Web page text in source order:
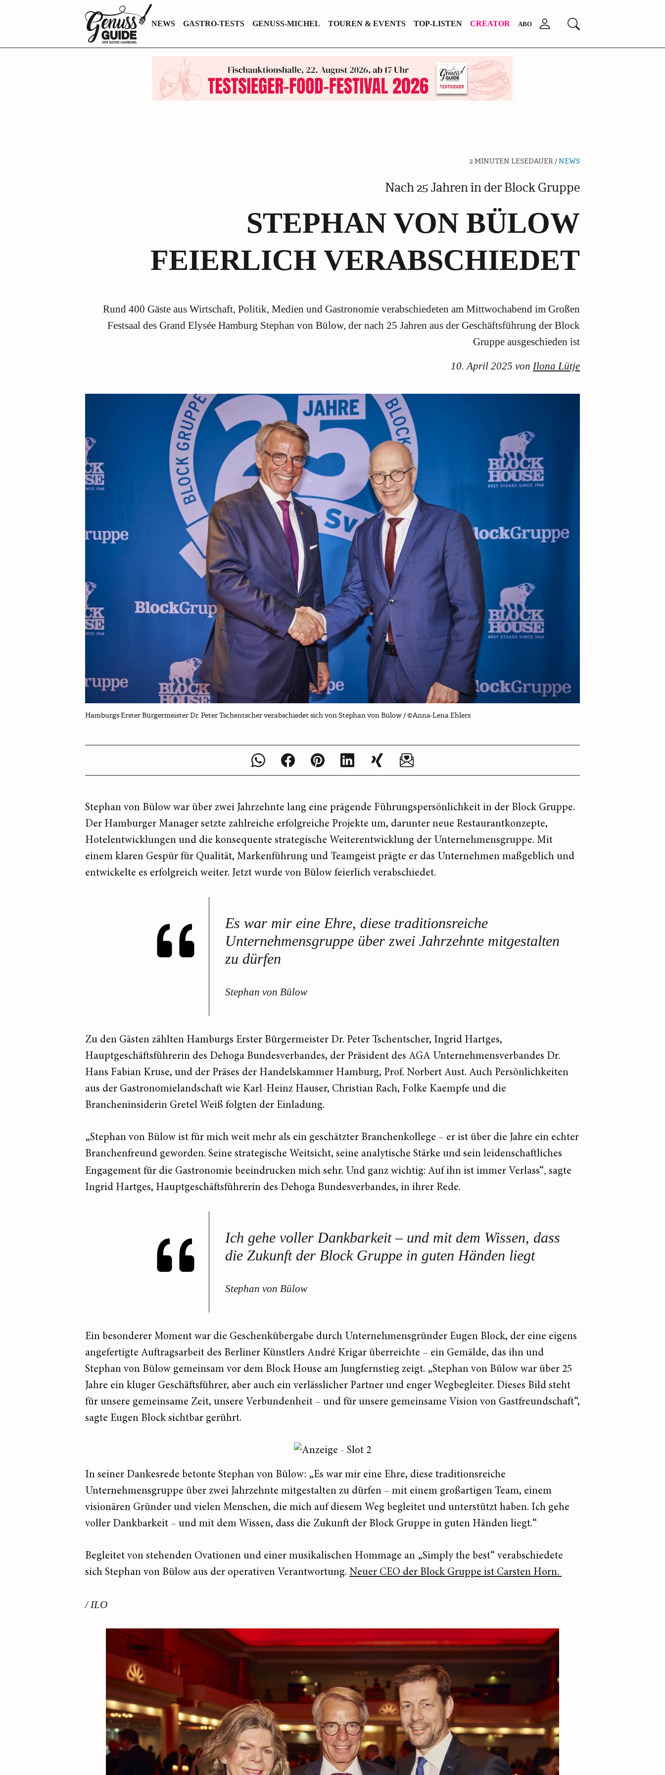
Zurück
zur
Startseite
NEWS GASTRO-TESTS GENUSS-MICHEL TOUREN & EVENTS TOP-LISTEN CREATOR ABO AnmeldenSuchen
2 MINUTEN LESEDAUER /NEWS
Nach 25 Jahren in der Block Gruppe
STEPHAN VON BÜLOW
FEIERLICH VERABSCHIEDET
Rund 400 Gäste aus Wirtschaft, Politik, Medien und Gastronomie verabschiedeten am Mittwochabend im Großen
Festsaal des Grand Elysée Hamburg Stephan von Bülow, der nach 25 Jahren aus der Geschäftsführung der Block
Gruppe ausgeschieden ist
10. April 2025 von Ilona Lütje
Hamburgs Erster Bürgermeister Dr. Peter Tschentscher verabschiedet sich von Stephan von Bülow / ©Anna-Lena Ehlers
Stephan von Bülow war über zwei Jahrzehnte lang eine prägende Führungspersönlichkeit in der Block Gruppe.
Der Hamburger Manager setzte zahlreiche erfolgreiche Projekte um, darunter neue Restaurantkonzepte,
Hotelentwicklungen und die konsequente strategische Weiterentwicklung der Unternehmensgruppe. Mit
einem klaren Gespür für Qualität, Markenführung und Teamgeist prägte er das Unternehmen maßgeblich und
entwickelte es erfolgreich weiter. Jetzt wurde von Bülow feierlich verabschiedet.
Es war mir eine Ehre, diese traditionsreiche
Unternehmensgruppe über zwei Jahrzehnte mitgestalten
zu dürfen
Stephan von Bülow
Zu den Gästen zählten Hamburgs Erster Bürgermeister Dr. Peter Tschentscher, Ingrid Hartges,
Hauptgeschäftsführerin des Dehoga Bundesverbandes, der Präsident des AGA Unternehmensverbandes Dr.
Hans Fabian Kruse, und der Präses der Handelskammer Hamburg, Prof. Norbert Aust. Auch Persönlichkeiten
aus der Gastronomielandschaft wie Karl-Heinz Hauser, Christian Rach, Folke Kaempfe und die
Brancheninsiderin Gretel Weiß folgten der Einladung.
„Stephan von Bülow ist für mich weit mehr als ein geschätzter Branchenkollege – er ist über die Jahre ein echter
Branchenfreund geworden. Seine strategische Weitsicht, seine analytische Stärke und sein leidenschaftliches
Engagement für die Gastronomie beeindrucken mich sehr. Und ganz wichtig: Auf ihn ist immer Verlass“, sagte
Ingrid Hartges, Hauptgeschäftsführerin des Dehoga Bundesverbandes, in ihrer Rede.
Ich gehe voller Dankbarkeit – und mit dem Wissen, dass
die Zukunft der Block Gruppe in guten Händen liegt
Stephan von Bülow
Ein besonderer Moment war die Geschenkübergabe durch Unternehmensgründer Eugen Block, der eine eigens
angefertigte Auftragsarbeit des Berliner Künstlers André Krigar überreichte – ein Gemälde, das ihn und
Stephan von Bülow gemeinsam vor dem Block House am Jungfernstieg zeigt. „Stephan von Bülow war über 25
Jahre ein kluger Geschäftsführer, aber auch ein verlässlicher Partner und enger Wegbegleiter. Dieses Bild steht
für unsere gemeinsame Zeit, unsere Verbundenheit – und für unsere gemeinsame Vision von Gastfreundschaft“,
sagte Eugen Block sichtbar gerührt.
In seiner Dankesrede betonte Stephan von Bülow: „Es war mir eine Ehre, diese traditionsreiche
Unternehmensgruppe über zwei Jahrzehnte mitgestalten zu dürfen – mit einem großartigen Team, einem
visionären Gründer und vielen Menschen, die mich auf diesem Weg begleitet und unterstützt haben. Ich gehe
voller Dankbarkeit – und mit dem Wissen, dass die Zukunft der Block Gruppe in guten Händen liegt.“
Begleitet von stehenden Ovationen und einer musikalischen Hommage an „Simply the best“ verabschiedete
sich Stephan von Bülow aus der operativen Verantwortung. Neuer CEO der Block Gruppe ist Carsten Horn.
/ ILO